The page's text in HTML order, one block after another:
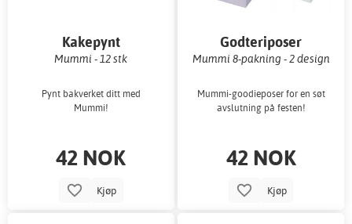
Kakepynt
Mummi - 12 stk
Pynt bakverket ditt med
Mummi!
42 NOK
Kjøp
Godteriposer
Mummi 8-pakning - 2 design
Mummi-goodieposer for en søt
avslutning på festen!
42 NOK
Kjøp